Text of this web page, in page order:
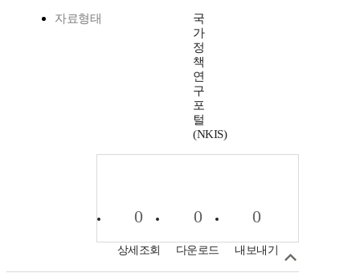
자료형태
국
가
정
책
연
구
포
털
(NKIS)
0
상세조회
0
다운로드
0
내보내기